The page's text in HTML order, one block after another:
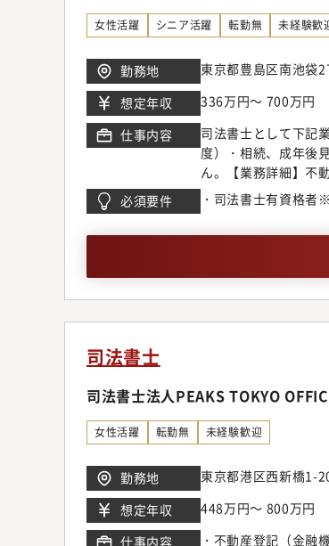
女性活躍 シニア活躍 転勤無 未経験歓
勤務地
東京都豊島区南池袋
想定年収
336万円～ 700万円
仕事内容
司法書士として下記
度）・相続、成年後
ん。【業務詳細】不
望やレベルに合わ
心とした、地場不
る業務や、様々なク
たキャリアの選択
必須要件 ・司法書士有資格者
司法書士
司法書士法人PEAKS TOKYO
女性活躍 転勤無 未経験歓迎
勤務地
東京都港区西新橋1-
想定年収
448万円～ 800万円
仕事内容
・不動産登記（金